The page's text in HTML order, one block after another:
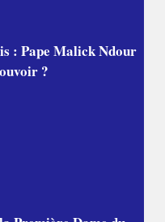
: Pape Malick Ndour
?